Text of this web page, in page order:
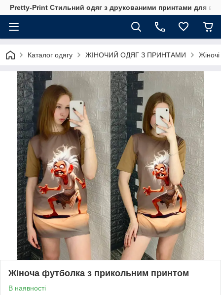
Pretty-Print Стильний одяг з друкованими принтами для
Каталог одягу ЖІНОЧИЙ ОДЯГ З ПРИНТАМИ
Жіноча футболка з прикольним принтом
В наявності